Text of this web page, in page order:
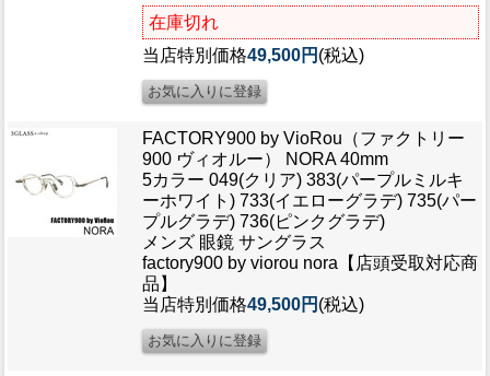
在庫切れ
当店特別価格49,500円 (税込)
FACTORY900 by VioRou（ファクトリー
900 ヴィオルー） NORA 40mm
5カラー 049(クリア) 383(パープルミルキ
ーホワイト) 733(イエローグラデ) 735(パー
プルグラデ) 736(ピンクグラデ)
メンズ 眼鏡 サングラス
factory900 by viorou nora【店頭受取対応商
品】
当店特別価格49,500円 (税込)